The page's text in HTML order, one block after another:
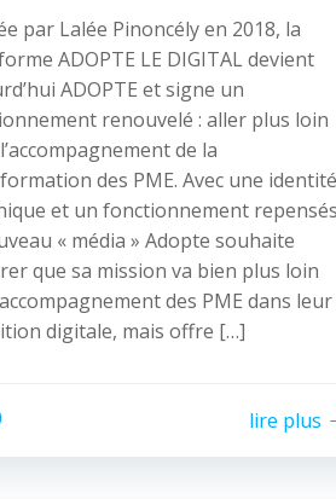
par Lalée Pinoncély en 2018, la
ADOPTE LE DIGITAL devient
ADOPTE et signe un
renouvelé : aller plus loin
de la
des PME. Avec une identité
et un fonctionnement
« média » Adopte souhaite
que sa mission va bien plus loin
des PME dans leur
digitale, mais offre […]
lire plus